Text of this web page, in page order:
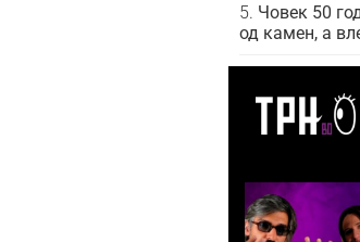
Човек 50
од камен, а